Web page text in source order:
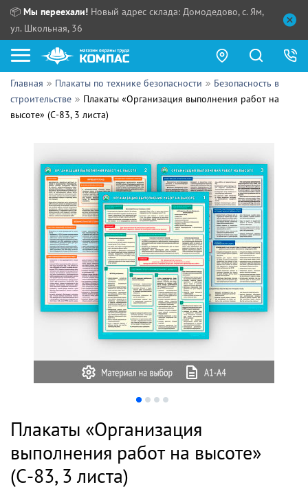
📦 Мы переехали! Новый адрес склада: Домодедово, с. Ям,
ул. Школьная, 36
Как купить?
Прайс-листы
Партнерам
Поставщикам
Обзоры
Контакты
ПН - ЧТ:
СБ, ВС:
Выдача продукции:
Главная Плакаты по технике безопасности
Безопасность в
строительстве
Плакаты «Организация выполнения работ на
высоте» (С-83, 3 листа)
Плакаты «Организация
выполнения работ на высоте»
(С-83, 3 листа)